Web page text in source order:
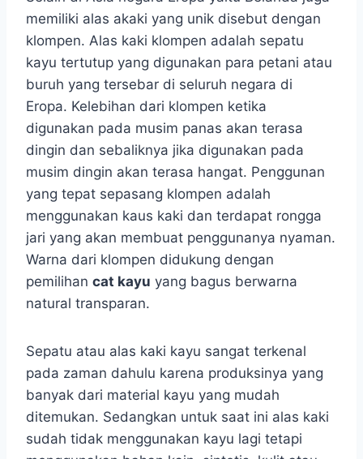
memiliki alas akaki yang unik disebut dengan
klompen. Alas kaki klompen adalah sepatu
kayu tertutup yang digunakan para petani atau
buruh yang tersebar di seluruh negara di
Eropa. Kelebihan dari klompen ketika
digunakan pada musim panas akan terasa
dingin dan sebaliknya jika digunakan pada
musim dingin akan terasa hangat. Penggunan
yang tepat sepasang klompen adalah
menggunakan kaus kaki dan terdapat rongga
jari yang akan membuat penggunanya nyaman.
Warna dari klompen didukung dengan
pemilihan cat kayu yang bagus berwarna
natural transparan.
Sepatu atau alas kaki kayu sangat terkenal
pada zaman dahulu karena produksinya yang
banyak dari material kayu yang mudah
ditemukan. Sedangkan untuk saat ini alas kaki
sudah tidak menggunakan kayu lagi tetapi